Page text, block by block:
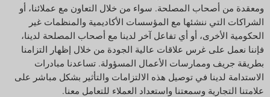
ومعقدة من أصحاب المصلحة. سواء من خلال التعاون مع عملائنا، أو
الشراكات التي ننشئها مع المؤسسات الأكاديمية والمنظمات غير
الحكومية الأخرى، أو أي تفاعل آخر لدينا مع أصحاب المصلحة لدينا،
فإننا نعمل على غرس علاقات عالية الجودة من خلال إظهار التزامنا
بطريقة جريف وممارسات الأعمال المسؤولة. تساعدنا مبادرات
الاستدامة لدينا في توصيل هذه الالتزامات والتأثير بشكل مباشر على
علامتنا التجارية وسمعتنا واستعداد العملاء للتعامل معنا.